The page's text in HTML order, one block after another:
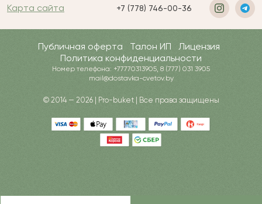
Карта сайта +7 (778) 746-00-36
Публичная оферта Талон ИП
Лицензия
Политика конфиденциальности
Номер телефона: +77770313905, 8 (777) 031 3905
mail@dostavka-cvetov.by
© 2014 — 2026 | Pro-buket | Все права защищены